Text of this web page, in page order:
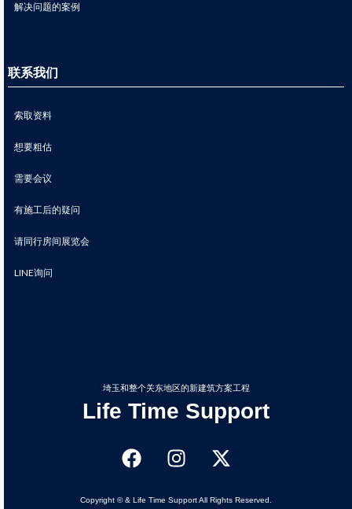
解决问题的案例
联系我们
索取资料
想要粗估
需要会议
有施工后的疑问
请同行房间展览会
LINE询问
埼玉和整个关东地区的新建筑方案工程
Life Time Support
Copyright © & Life Time Support All Rights Reserved.